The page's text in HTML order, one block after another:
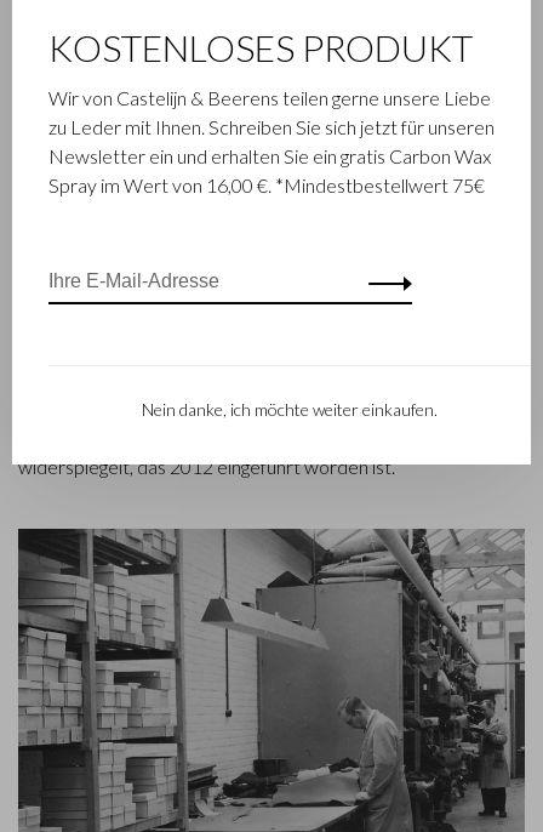
FAMILIENBETRIEB
Die im niederländischen Waalwijk ansässige Firma Castelijn &
Beerens ist ein renommiertes Familienunternehmen, das
schon seit 1945 Luxuslederwaren entwirft und herstellt. Das
Unternehmen wurde geboren, als Stickmeister Walter
hat die dritte Generation– Babette und Martijn Beerens – die
den Vordergrund stellt, gilt heute mehr denn je. Eine Tatsache,
widerspiegelt, das 2012 eingeführt worden ist.
KOSTENLOSES PRODUKT
Wir von Castelijn & Beerens teilen gerne unsere Liebe
zu Leder mit Ihnen. Schreiben Sie sich jetzt für unseren
Newsletter ein und erhalten Sie ein gratis Carbon Wax
Spray im Wert von 16,00 €. *Mindestbestellwert 75€
Nein danke, ich möchte weiter einkaufen.